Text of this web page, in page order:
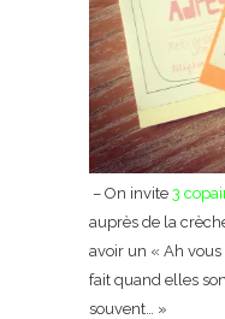
– On invite 3
auprès de la
avoir un « Ah vous
fait quand elles
souvent… »